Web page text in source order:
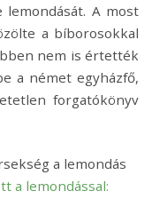
A most
a bíborosokkal
nem is értették
a német egyházfő,
forgatókönyv
a lemondás
a lemondással: